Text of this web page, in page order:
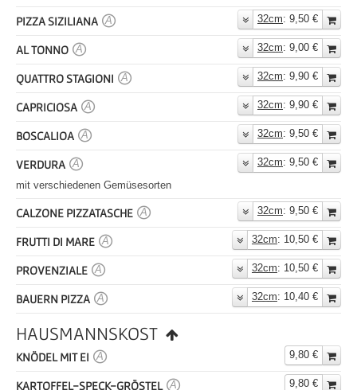
PIZZA SIZILIANA A 32cm: 9,50 €
AL TONNO A 32cm: 9,00 €
QUATTRO STAGIONI A 32cm: 9,90 €
CAPRICIOSA A 32cm: 9,90 €
BOSCALIOA A 32cm: 9,50 €
VERDURA A 32cm: 9,50 €
mit verschiedenen Gemüsesorten
CALZONE PIZZATASCHE A 32cm: 9,50 €
FRUTTI DI MARE A 32cm: 10,50 €
PROVENZIALE A 32cm: 10,50 €
BAUERN PIZZA A 32cm: 10,40 €
HAUSMANNSKOST
KNÖDEL MIT EI A 9,80 €
KARTOFFEL-SPECK-GRÖSTEL A 9,80 €